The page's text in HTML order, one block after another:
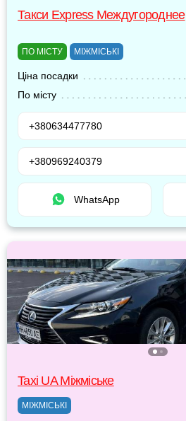
Такси Express Междугороднее
ПО МІСТУ МІЖМІСЬКІ
Ціна посадки
По місту
+380634477780
+380969240379
WhatsApp
Taxi UA Міжміське
МІЖМІСЬКІ